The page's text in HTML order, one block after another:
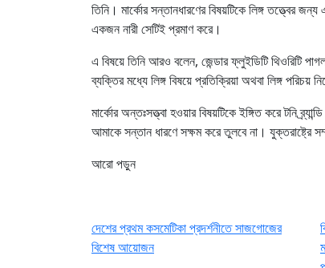
তিনি। মার্কোর সন্তানধারণের বিষয়টিকে লিঙ্গ তত্ত্বের
একজন নারী সেটিই প্রমাণ করে।
এ বিষয়ে তিনি আরও বলেন, জেন্ডার ফ্লুইডিটি থিওরিটি
ব্যক্তির মধ্যে লিঙ্গ বিষয়ে প্রতিক্রিয়া অথবা লিঙ্গ পরিচয়
মার্কোর অন্তঃসত্ত্বা হওয়ার বিষয়টিকে ইঙ্গিত করে টনি
আমাকে সন্তান ধারণে সক্ষম করে তুলবে না। যুক্তরাষ্ট্রে
আরো পড়ুন
দেশের প্রথম কসমেটিকা প্রদর্শনীতে সাজগোজের
বিশেষ আয়োজন